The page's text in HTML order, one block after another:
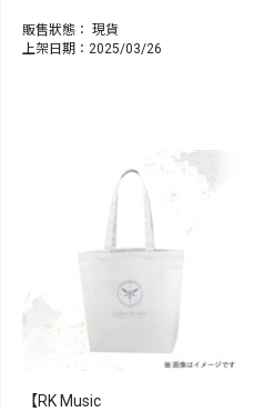
販售狀態： 現貨
上架日期：2025/03/26
【RK Music